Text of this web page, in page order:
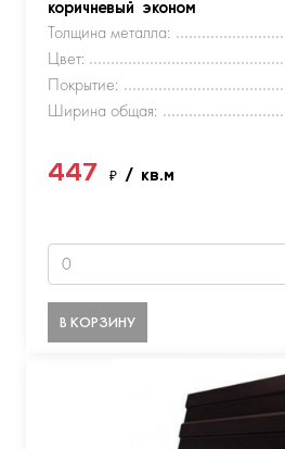
коричневый эконом
Толщина металла:
Цвет:
Покрытие:
Ширина общая:
447 ₽ / кв.м
В КОРЗИНУ